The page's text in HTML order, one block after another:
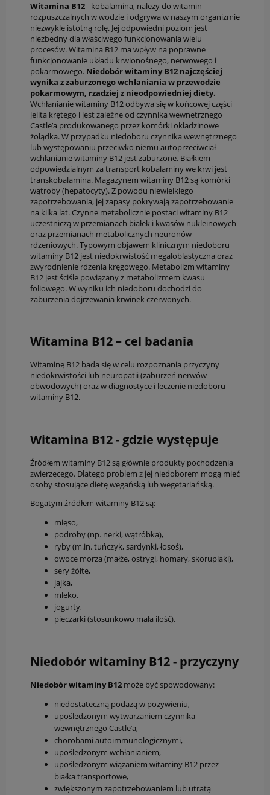
Witamina B12- kobalamina, należy do witamin
rozpuszczalnych w wodzie i odgrywa w naszym organizmie
niezwykle istotną rolę. Jej odpowiedni poziom jest
niezbędny dla właściwego funkcjonowania wielu
procesów. Witamina B12 ma wpływ na poprawne
funkcjonowanie układu krwionośnego, nerwowego i
pokarmowego. Niedobór witaminy B12 najczęściej
wynika z zaburzonego wchłaniania w przewodzie
pokarmowym, rzadziej z nieodpowiedniej diety.
Wchłanianie witaminy B12 odbywa się w końcowej części
jelita krętego i jest zależne od czynnika wewnętrznego
Castle’a produkowanego przez komórki okładzinowe
żołądka. W przypadku niedoboru czynnika wewnętrznego
lub występowaniu przeciwko niemu autoprzeciwciał
wchłanianie witaminy B12 jest zaburzone. Białkiem
odpowiedzialnym za transport kobalaminy we krwi jest
transkobalamina. Magazynem witaminy B12 są komórki
wątroby (hepatocyty). Z powodu niewielkiego
zapotrzebowania, jej zapasy pokrywają zapotrzebowanie
na kilka lat. Czynne metabolicznie postaci witaminy B12
uczestniczą w przemianach białek i kwasów nukleinowych
oraz przemianach metabolicznych neuronów
rdzeniowych. Typowym objawem klinicznym niedoboru
witaminy B12 jest niedokrwistość megaloblastyczna oraz
zwyrodnienie rdzenia kręgowego. Metabolizm witaminy
B12 jest ściśle powiązany z metabolizmem kwasu
foliowego. W wyniku ich niedoboru dochodzi do
zaburzenia dojrzewania krwinek czerwonych.
Witamina B12 – cel badania
Witaminę B12 bada się w celu rozpoznania przyczyny
niedokrwistości lub neuropatii (zaburzeń nerwów
obwodowych) oraz w diagnostyce i leczenie niedoboru
witaminy B12.
Witamina B12 - gdzie występuje
Źródłem witaminy B12 są głównie produkty pochodzenia
zwierzęcego. Dlatego problem z jej niedoborem mogą mieć
osoby stosujące dietę wegańską lub wegetariańską.
Bogatym źródłem witaminy B12 są:
mięso,
podroby (np. nerki, wątróbka),
ryby (m.in. tuńczyk, sardynki, łosoś),
owoce morza (małże, ostrygi, homary, skorupiaki),
sery żółte,
jajka,
mleko,
jogurty,
pieczarki (stosunkowo mała ilość).
Niedobór witaminy B12 - przyczyny
Niedobór witaminy B12 może być spowodowany:
niedostateczną podażą w pożywieniu,
upośledzonym wytwarzaniem czynnika
wewnętrznego Castle’a,
chorobami autoimmunologicznymi,
upośledzonym wchłanianiem,
upośledzonym wiązaniem witaminy B12 przez
białka transportowe,
zwiększonym zapotrzebowaniem lub utratą